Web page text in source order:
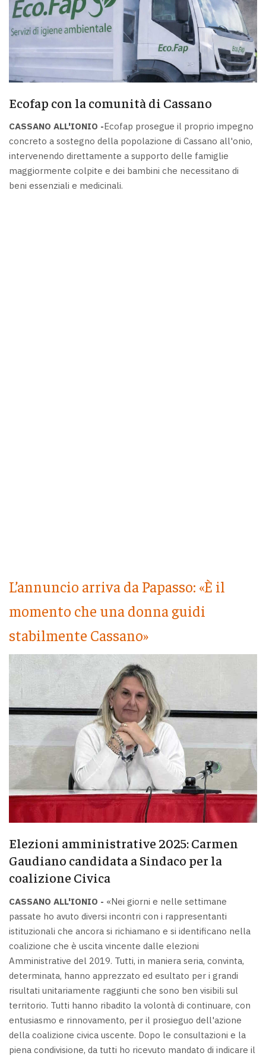
Ecofap con la comunità di Cassano
CASSANO ALL'IONIO -Ecofap prosegue il proprio impegno
concreto a sostegno della popolazione di Cassano all'onio,
intervenendo direttamente a supporto delle famiglie
maggiormente colpite e dei bambini che necessitano di
beni essenziali e medicinali.
L’annuncio arriva da Papasso: «È il
momento che una donna guidi
stabilmente Cassano»
Elezioni amministrative 2025: Carmen
Gaudiano candidata a Sindaco per la
coalizione Civica
CASSANO ALL'IONIO - «Nei giorni e nelle settimane
passate ho avuto diversi incontri con i rappresentanti
istituzionali che ancora si richiamano e si identificano nella
coalizione che è uscita vincente dalle elezioni
Amministrative del 2019. Tutti, in maniera seria, convinta,
determinata, hanno apprezzato ed esultato per i grandi
risultati unitariamente raggiunti che sono ben visibili sul
territorio. Tutti hanno ribadito la volontà di continuare, con
entusiasmo e rinnovamento, per il prosieguo dell'azione
della coalizione civica uscente. Dopo le consultazioni e la
piena condivisione, da tutti ho ricevuto mandato di indicare il